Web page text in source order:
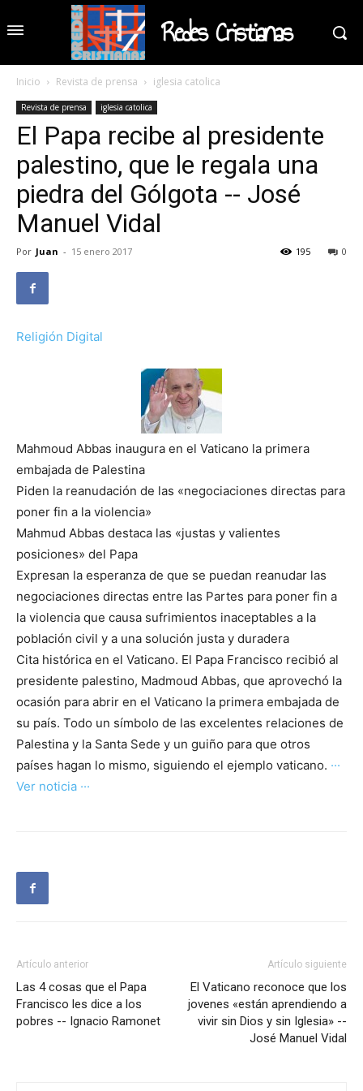
Redes Cristianas
Inicio Revista de prensa iglesia catolica
Revista de prensa iglesia catolica
El Papa recibe al presidente
palestino, que le regala una
piedra del Gólgota -- José
Manuel Vidal
Por Juan - 15 enero 2017 0
195
Religión Digital
Mahmoud Abbas inaugura en el Vaticano la primera
embajada de Palestina
Piden la reanudación de las «negociaciones directas para
poner fin a la violencia»
Mahmud Abbas destaca las «justas y valientes
posiciones» del Papa
Expresan la esperanza de que se puedan reanudar las
negociaciones directas entre las Partes para poner fin a
la violencia que causa sufrimientos inaceptables a la
población civil y a una solución justa y duradera
Cita histórica en el Vaticano. El Papa Francisco recibió al
presidente palestino, Madmoud Abbas, que aprovechó la
ocasión para abrir en el Vaticano la primera embajada de
su país. Todo un símbolo de las excelentes relaciones de
Palestina y la Santa Sede y un guiño para que otros
países hagan lo mismo, siguiendo el ejemplo vaticano. ···
Ver noticia ···
Artículo anterior
Las 4 cosas que el Papa
Francisco les dice a los
pobres -- Ignacio Ramonet
Artículo siguiente
El Vaticano reconoce que los
jovenes «están aprendiendo a
vivir sin Dios y sin Iglesia» --
José Manuel Vidal